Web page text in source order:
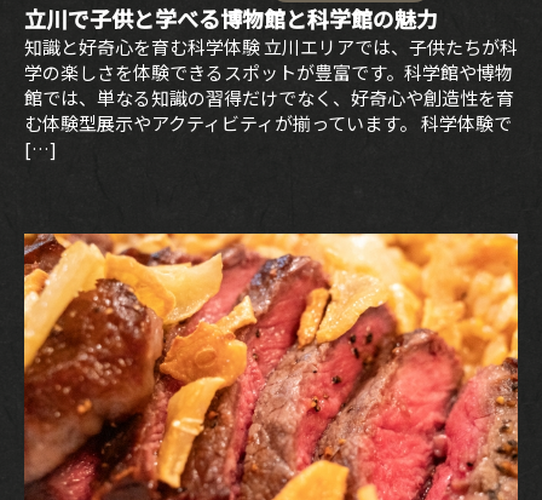
立川で子供と学べる博物館と科学館の魅力
知識と好奇心を育む科学体験 立川エリアでは、子供たちが科
学の楽しさを体験できるスポットが豊富です。科学館や博物
館では、単なる知識の習得だけでなく、好奇心や創造性を育
む体験型展示やアクティビティが揃っています。 科学体験で
[…]